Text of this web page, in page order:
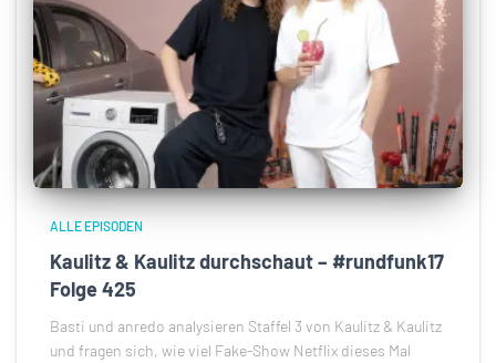
ALLE EPISODEN
Kaulitz & Kaulitz durchschaut – #rundfunk17
Folge 425
Basti und anredo analysieren Staffel 3 von Kaulitz & Kaulitz
und fragen sich, wie viel Fake-Show Netflix dieses Mal